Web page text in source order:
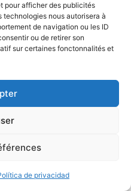
pour afficher des publicités
nous autorisera à
de navigation ou les ID
ou de retirer son
sur certaines fonctonnalités et
de privacidad